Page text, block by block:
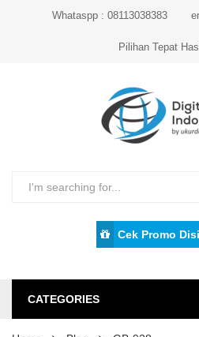
Whataspp : 08113038383
Pilihan Tepat
Cek Promo
CATEGORIES